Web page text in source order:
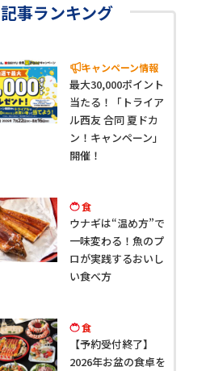
記事ランキング
キャンペーン情報
最大30,000ポイント
当たる！「トライア
ル西友 合同 夏ドカ
ン！キャンペーン」
開催！
食
ウナギは“温め方”で
一味変わる！魚のプ
ロが実践するおいし
い食べ方
食
【予約受付終了】
2026年お盆の食卓を